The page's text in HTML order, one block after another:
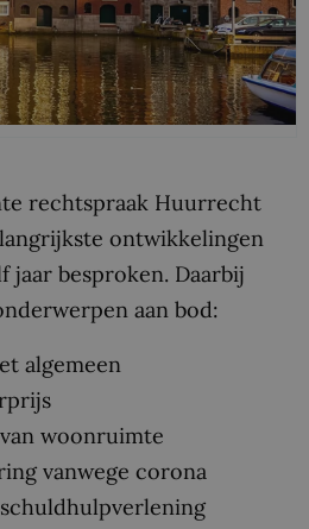
rechtspraak Huurrecht
ontwikkelingen
jaar besproken. Daarbij
aan bod:
algemeen
woonruimte
vanwege corona